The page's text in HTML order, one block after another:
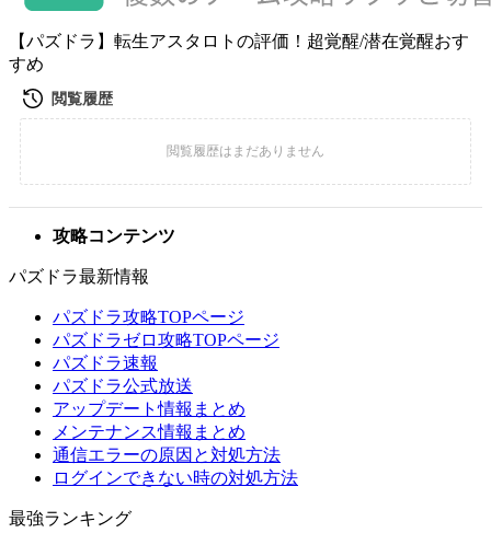
【パズドラ】転生アスタロトの評価！超覚醒/潜在覚醒おす
すめ
攻略コンテンツ
パズドラ最新情報
パズドラ攻略TOPページ
パズドラゼロ攻略TOPページ
パズドラ速報
パズドラ公式放送
アップデート情報まとめ
メンテナンス情報まとめ
通信エラーの原因と対処方法
ログインできない時の対処方法
最強ランキング